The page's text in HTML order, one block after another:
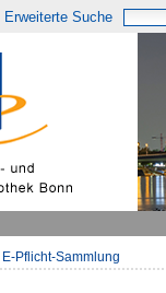
Erweiterte Suche
E-Pflicht-Sammlung